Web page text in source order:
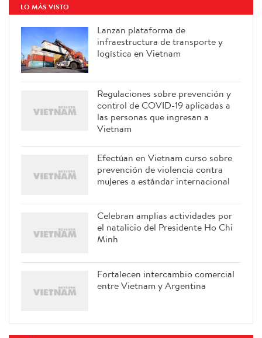
LO MÁS VISTO
Lanzan plataforma de
infraestructura de transporte y
logística en Vietnam
Regulaciones sobre prevención y
control de COVID-19 aplicadas a
las personas que ingresan a
Vietnam
Efectúan en Vietnam curso sobre
prevención de violencia contra
mujeres a estándar internacional
Celebran amplias actividades por
el natalicio del Presidente Ho Chi
Minh
Fortalecen intercambio comercial
entre Vietnam y Argentina